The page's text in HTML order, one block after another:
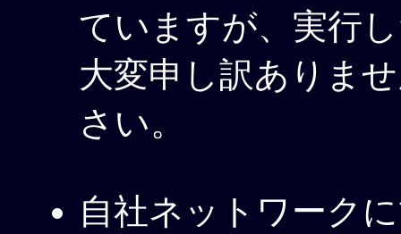
ていますが、実行
大変申し訳ありま
さい。
自社ネットワーク